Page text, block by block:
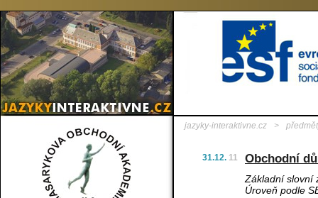
jazyky-interaktivne.cz >
31.12. 11 Obchodní
Základní slovní
Úroveň podle